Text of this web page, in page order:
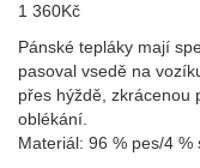
1 360Kč
Pánské tepláky mají
pasoval vsedě na
přes hýždě, zkrácenou
oblékání.
Materiál: 96 % pes/4 %